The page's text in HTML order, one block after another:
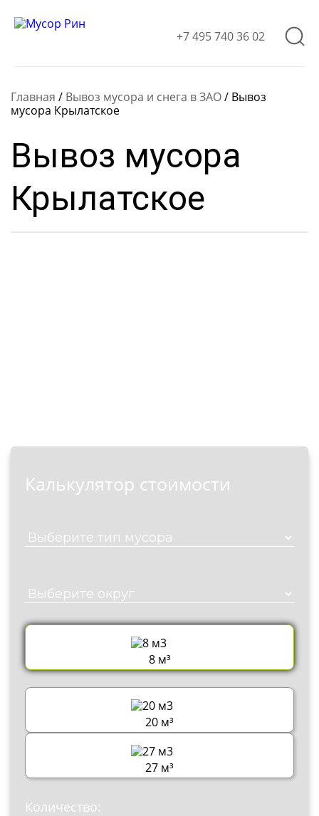
+7 495 740 36 02
Главная / Вывоз мусора и снега в ЗАО/ Вывоз
мусора Крылатское
Вывоз мусора
Крылатское
Калькулятор стоимости
8 м³
20 м³
27 м³
Количество: